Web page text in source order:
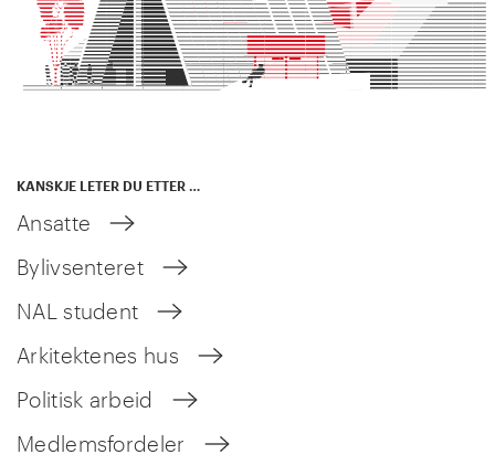
KANSKJE LETER DU ETTER …
Ansatte
Bylivsenteret
NAL student
Arkitektenes hus
Politisk arbeid
Medlemsfordeler